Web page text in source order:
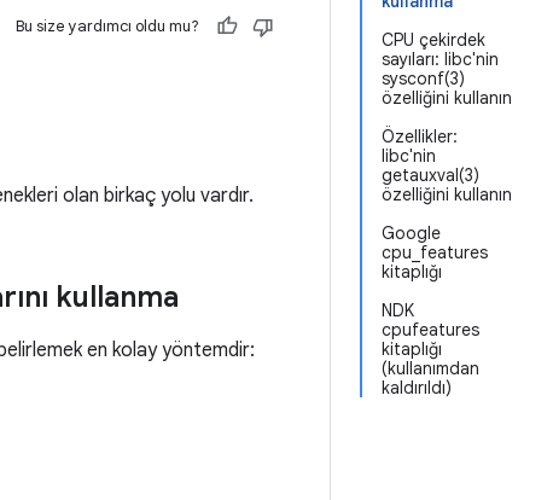
CPU çekirdek
sayıları: libc'nin
sysconf(3)
özelliğini kullanın
Özellikler:
libc'nin
getauxval(3)
özelliğini kullanın
Google
cpu_features
kitaplığı
NDK
cpufeatures
kitaplığı
(kullanımdan
kaldırıldı)
Bu size yardımcı oldu mu?
olan birkaç yolu vardır.
kullanma
en kolay yöntemdir: